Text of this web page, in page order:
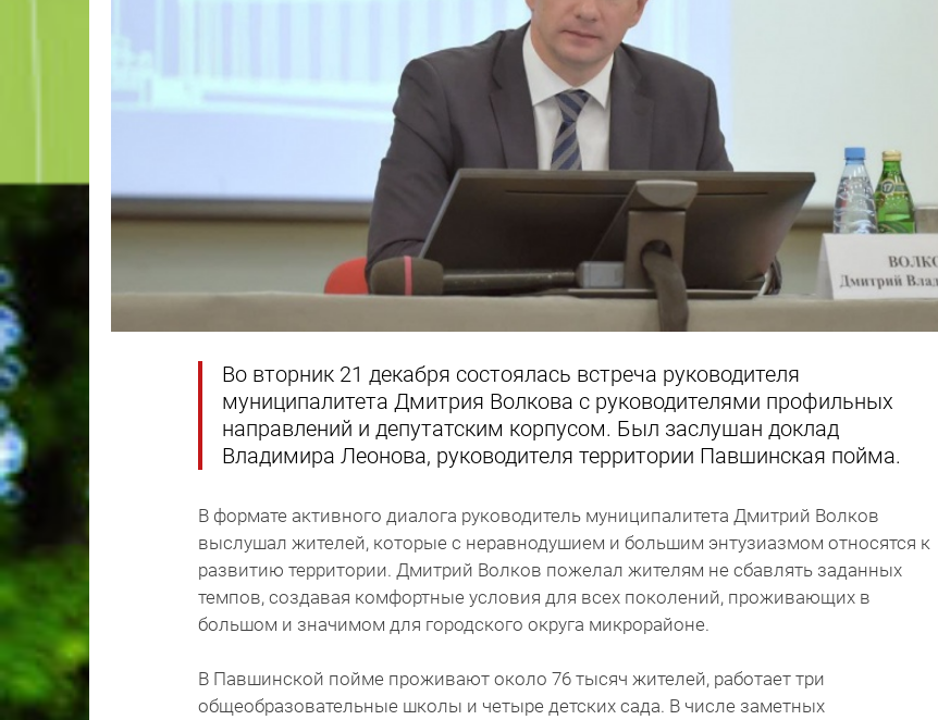
Во вторник 21 декабря состоялась встреча руководителя
муниципалитета Дмитрия Волкова с руководителями профильных
направлений и депутатским корпусом. Был заслушан доклад
Владимира Леонова, руководителя территории Павшинская пойма.
В формате активного диалога руководитель муниципалитета Дмитрий Волков
выслушал жителей, которые с неравнодушием и большим энтузиазмом относятся к
развитию территории. Дмитрий Волков пожелал жителям не сбавлять заданных
темпов, создавая комфортные условия для всех поколений, проживающих в
большом и значимом для городского округа микрорайоне.
В Павшинской пойме проживают около 76 тысяч жителей, работает три
общеобразовательные школы и четыре детских сада. В числе заметных